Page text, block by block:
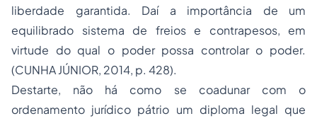
liberdade garantida. Daí a importância de um
equilibrado sistema de freios e contrapesos, em
virtude do qual o poder possa controlar o poder.
(CUNHA JÚNIOR, 2014, p. 428).
Destarte, não há como se coadunar com o
ordenamento jurídico pátrio um diploma legal que